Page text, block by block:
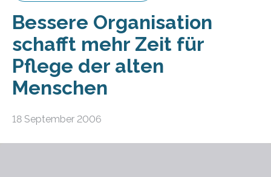
Bessere Organisation
schafft mehr Zeit für
Pflege der alten
Menschen
18 September 2006